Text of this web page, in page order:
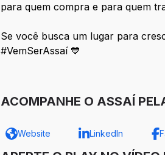
para quem compra e para quem
Se você busca um lugar para
#VemSerAssaí 💙
ACOMPANHE O ASSAÍ
Website LinkedIn